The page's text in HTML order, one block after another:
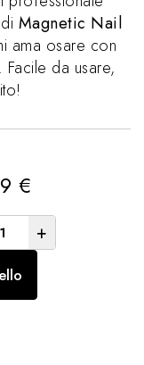
di Magnetic Nail
ama osare con
Facile da usare,
€
+